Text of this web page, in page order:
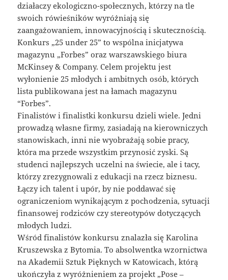
działaczy ekologiczno-społecznych, którzy na tle
swoich rówieśników wyróżniają się
zaangażowaniem, innowacyjnością i skutecznością.
Konkurs „25 under 25” to wspólna inicjatywa
magazynu „Forbes” oraz warszawskiego biura
McKinsey & Company. Celem projektu jest
wyłonienie 25 młodych i ambitnych osób, których
lista publikowana jest na łamach magazynu
“Forbes”.
Finalistów i finalistki konkursu dzieli wiele. Jedni
prowadzą własne firmy, zasiadają na kierowniczych
stanowiskach, inni nie wyobrażają sobie pracy,
która ma przede wszystkim przynosić zyski. Są
studenci najlepszych uczelni na świecie, ale i tacy,
którzy zrezygnowali z edukacji na rzecz biznesu.
Łączy ich talent i upór, by nie poddawać się
ograniczeniom wynikającym z pochodzenia, sytuacji
finansowej rodziców czy stereotypów dotyczących
młodych ludzi.
Wśród finalistów konkursu znalazła się Karolina
Kruszewska z Bytomia. To absolwentka wzornictwa
na Akademii Sztuk Pięknych w Katowicach, którą
ukończyła z wyróżnieniem za projekt „Pose –